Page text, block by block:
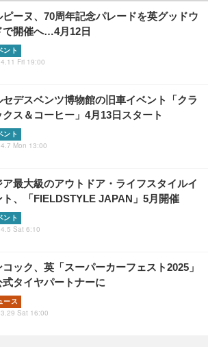
ピーヌ、70周年記念パレードを英グッドウ
で開催へ…4月12日
ント
Fri 19:00
セデスベンツ博物館の旧車イベント「クラ
クス＆コーヒー」4月13日スタート
ント
Mon 13:00
ア最大級のアウトドア・ライフスタイルイ
ト、「FIELDSTYLE JAPAN」5月開催
ント
Sat 6:10
ック、英「スーパーカーフェスト2025」
式タイヤパートナーに
ース
Sat 16:00